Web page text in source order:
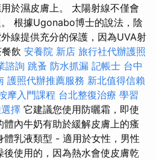
於濕皮膚上。 太陽射線不僅會
根據Ugonabo博士的說法，陰
線提供充分的保護，因為UVA射
飲 安養院 新店 旅行社代辦護照
諮詢 跳蚤 防水抓漏 記帳士 台中
護照代辦推薦服務 新北值得信賴
摩入門課程 台北整復治療 學習
擇 它建議您使用防曬霜，即使
內牛奶有助於緩解皮膚上的瘙
乳液類型 - 適用於女性，男性
使用的，因為熱水會使皮膚乾